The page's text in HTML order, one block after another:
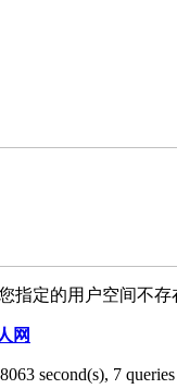
指定的用户空间不存
网
second(s), 7